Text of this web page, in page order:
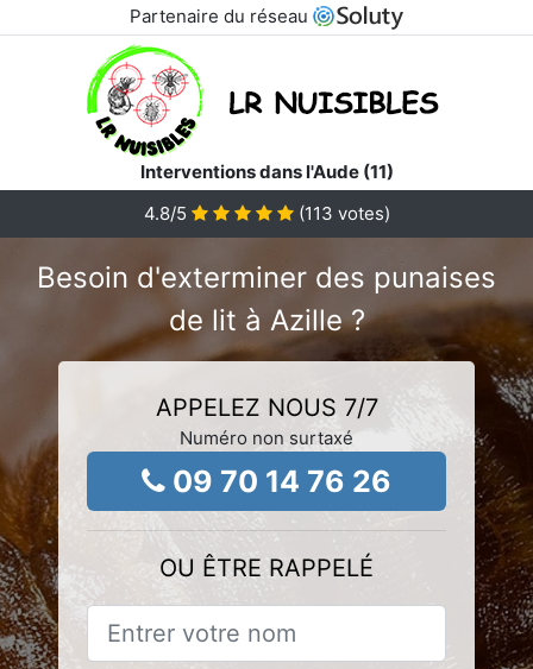
Partenaire du réseau
Interventions dans l'Aude (11)
4.8/5 (113 votes)
Besoin d'exterminer des punaises
de lit à Azille ?
APPELEZ NOUS 7/7
Numéro non surtaxé
09 70 14 76 26
OU ÊTRE RAPPELÉ